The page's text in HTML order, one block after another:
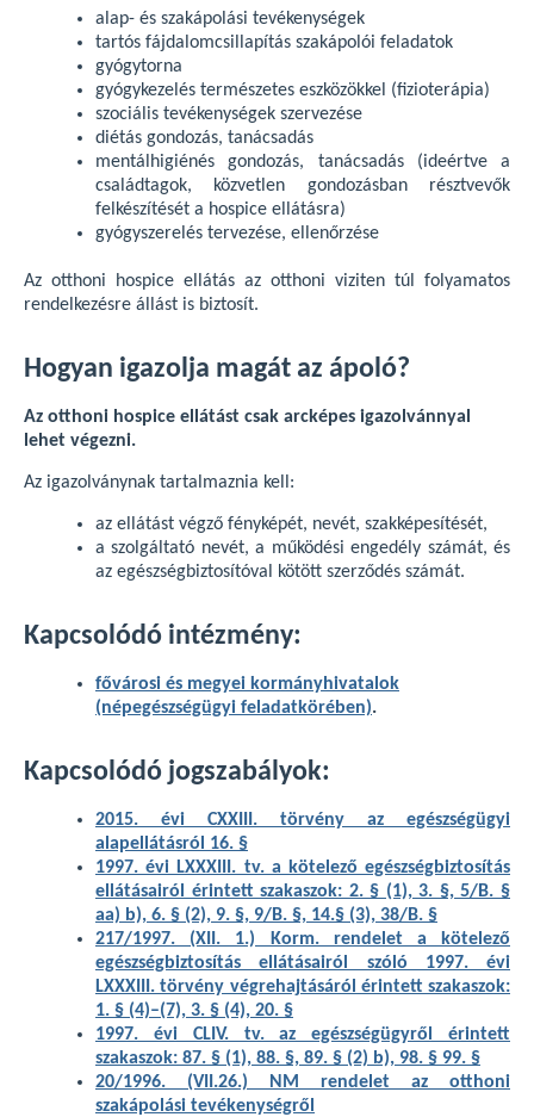
alap- és szakápolási tevékenységek
tartós fájdalomcsillapítás szakápolói feladatok
gyógytorna
gyógykezelés természetes eszközökkel (fizioterápia)
szociális tevékenységek szervezése
diétás gondozás, tanácsadás
mentálhigiénés gondozás, tanácsadás (ideértve a
családtagok, közvetlen gondozásban résztvevők
felkészítését a hospice ellátásra)
gyógyszerelés tervezése, ellenőrzése
Az otthoni hospice ellátás az otthoni viziten túl folyamatos
rendelkezésre állást is biztosít.
Hogyan igazolja magát az ápoló?
Az otthoni hospice ellátást csak arcképes igazolvánnyal
lehet végezni.
Az igazolványnak tartalmaznia kell:
az ellátást végző fényképét, nevét, szakképesítését,
a szolgáltató nevét, a működési engedély számát, és
az egészségbiztosítóval kötött szerződés számát.
Kapcsolódó intézmény:
fővárosi és megyei kormányhivatalok
(népegészségügyi feladatkörében).
Kapcsolódó jogszabályok:
2015. évi CXXIII. törvény az egészségügyi
alapellátásról 16. §
1997. évi LXXXIII. tv. a kötelező egészségbiztosítás
ellátásairól érintett szakaszok: 2. § (1), 3. §, 5/B. §
aa) b), 6. § (2), 9. §, 9/B. §, 14.§ (3), 38/B. §
217/1997. (XII. 1.) Korm. rendelet a kötelező
egészségbiztosítás ellátásairól szóló 1997. évi
LXXXIII. törvény végrehajtásáról érintett szakaszok:
1. § (4)–(7), 3. § (4), 20. §
1997. évi CLIV. tv. az egészségügyről érintett
szakaszok: 87. § (1), 88. §, 89. § (2) b), 98. § 99. §
20/1996. (VII.26.) NM rendelet az otthoni
szakápolási tevékenységről